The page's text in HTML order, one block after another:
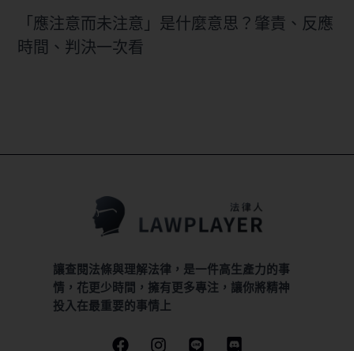
「應注意而未注意」是什麼意思？肇責、反應
時間、判決一次看
讓查閱法條與理解法律，是一件高生產力的事
情，花更少時間，擁有更多專注，讓你將精神
投入在最重要的事情上